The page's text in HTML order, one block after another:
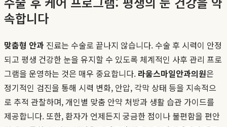
속합니다
맞춤형 안과 진료는 수술로 끝나지 않습니다. 수술 후 시력이 안정
되고 평생 건강한 눈을 유지할 수 있도록 체계적인 사후 관리 프로
그램을 운영하는 것은 매우 중요합니다. 라움스마일안과의원은
정기적인 검진을 통해 시력 변화, 안압, 각막 상태 등을 지속적으
로 추적 관찰하며, 개인별 맞춤 안약 처방과 생활 습관 가이드를
제공합니다. 또한, 환자가 언제든지 궁금한 점이나 불편함을 편안